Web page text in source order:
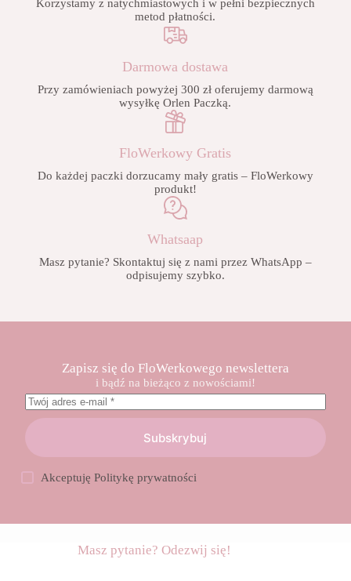
Korzystamy z natychmiastowych i w pełni bezpiecznych
metod płatności.
Darmowa dostawa
Przy zamówieniach powyżej 300 zł oferujemy darmową
wysyłkę Orlen Paczką.
FloWerkowy Gratis
Do każdej paczki dorzucamy mały gratis – FloWerkowy
produkt!
Whatsaap
Masz pytanie? Skontaktuj się z nami przez WhatsApp –
odpisujemy szybko.
Zapisz się do FloWerkowego newslettera
i bądź na bieżąco z nowościami!
Subskrybuj
AkceptujęPolitykę prywatności
Masz pytanie? Odezwij się!